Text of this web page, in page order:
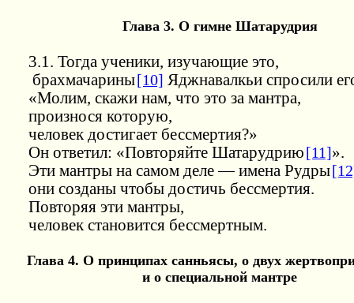
Глава3. О гимне Шатарудрия
3.1. Тогда ученики, изучающие это,
брахмачарины[10] Яджнавалкьи спросили
«Молим, скажи нам, что это за мантра,
произнося которую,
человек достигает бессмертия?»
Он ответил: «Повторяйте Шатарудрию[11]».
Эти мантры на самом деле — имена Рудры
они созданы чтобы достичь бессмертия.
Повторяя эти мантры,
человек становится бессмертным.
Глава 4. О принципах санньясы, о двух
и о специальной мантре